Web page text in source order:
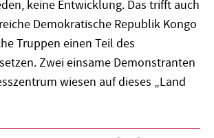
keine Entwicklung. Das trifft auch
Demokratische Republik Kongo
Truppen einen Teil des
Zwei einsame Demonstranten
wiesen auf dieses „Land